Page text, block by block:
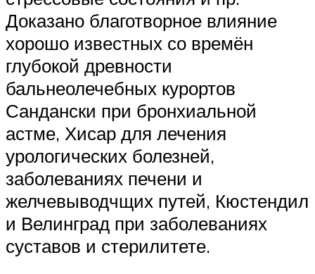
Доказано благотворное влияние
хорошо известных со времён
глубокой древности
бальнеолечебных курортов
Сандански при бронхиальной
астме, Хисар для лечения
урологических болезней,
заболеваниях печени и
желчевыводчщих путей, Кюстендил
и Велинград при заболеваниях
суставов и стерилитете.